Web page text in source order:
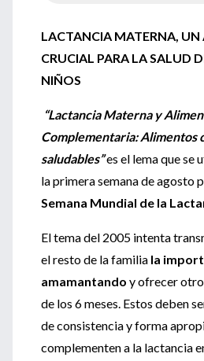
LACTANCIA MATERNA,
CRUCIAL PARA LA SALUD
NIÑOS
“Lactancia Materna y
Complementaria: Alimentos
saludables”es el lema que se
la primera semana de agosto
Semana Mundial de la
El tema del 2005 intenta
el resto de la familia la
amamantando y ofrecer
de los 6 meses. Estos deben
de consistencia y forma
complementen a la lactancia